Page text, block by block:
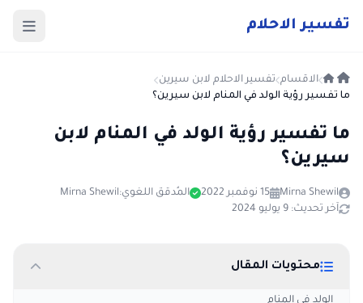
تفسير الاحلام
الاقسام تفسير الاحلام لابن سيرين
ما تفسير رؤية الولد في المنام لابن سيرين؟
ما تفسير رؤية الولد في المنام لابن
سيرين؟
Mirna Shewil 15 نوفمبر 2022 المُدقق اللغوي:Mirna Shewil
آخر تحديث: 9 يوليو 2024
محتويات المقال
الولد في المنام